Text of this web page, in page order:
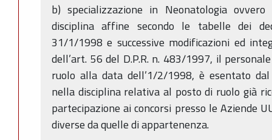
b) specializzazione in Neonatologia
disciplina affine secondo le tabelle dei
31/1/1998 e successive modificazioni ed
dell’art. 56 del D.P.R. n. 483/1997, il
ruolo alla data dell’1/2/1998, è esentato
nella disciplina relativa al posto di ruolo già
partecipazione ai concorsi presso le Aziende
diverse da quelle di appartenenza.